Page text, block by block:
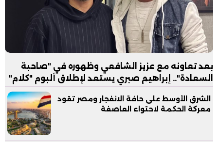
بعد تعاونه مع عزيز الشافعي وظهوره في "صاحبة
السعادة".. إبراهيم صبري يستعد لإطلاق ألبوم "كلام"
الشرق الأوسط على حافة الانفجار ومصر تقود
معركة الحكمة لاحتواء العاصفة